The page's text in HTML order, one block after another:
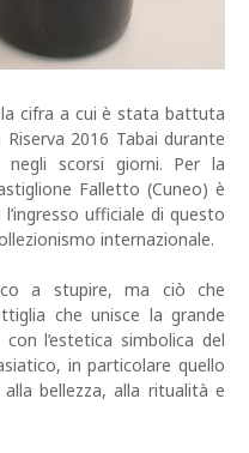
cifra a cui è stata battuta
2016 Tabai durante
negli scorsi giorni. Per la
Falletto (Cuneo) è
ufficiale di questo
internazionale.
a stupire, ma ciò che
che unisce la grande
l’estetica simbolica del
in particolare quello
bellezza, alla ritualità e